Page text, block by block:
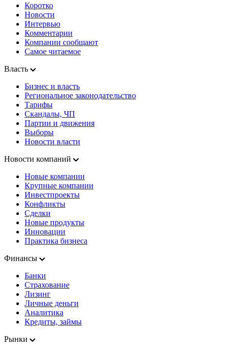
Коротко
Новости
Интервью
Комментарии
Компании сообщают
Самое читаемое
Власть
Бизнес и власть
Региональное законодательство
Тарифы
Скандалы, ЧП
Партии и движения
Выборы
Новости власти
Новости компаний
Новые компании
Крупные компании
Инвестпроекты
Конфликты
Сделки
Новые продукты
Инновации
Практика бизнеса
Финансы
Банки
Страхование
Лизинг
Личные деньги
Аналитика
Кредиты, займы
Рынки